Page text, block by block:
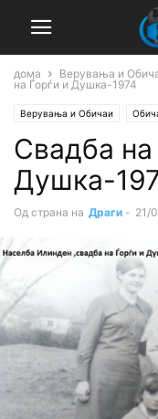
дома Верувања и
на Ѓорѓи и Душка-1974
Верувања и Обичаи
Свадба на
Душка-
Од страна на Драги - 21/